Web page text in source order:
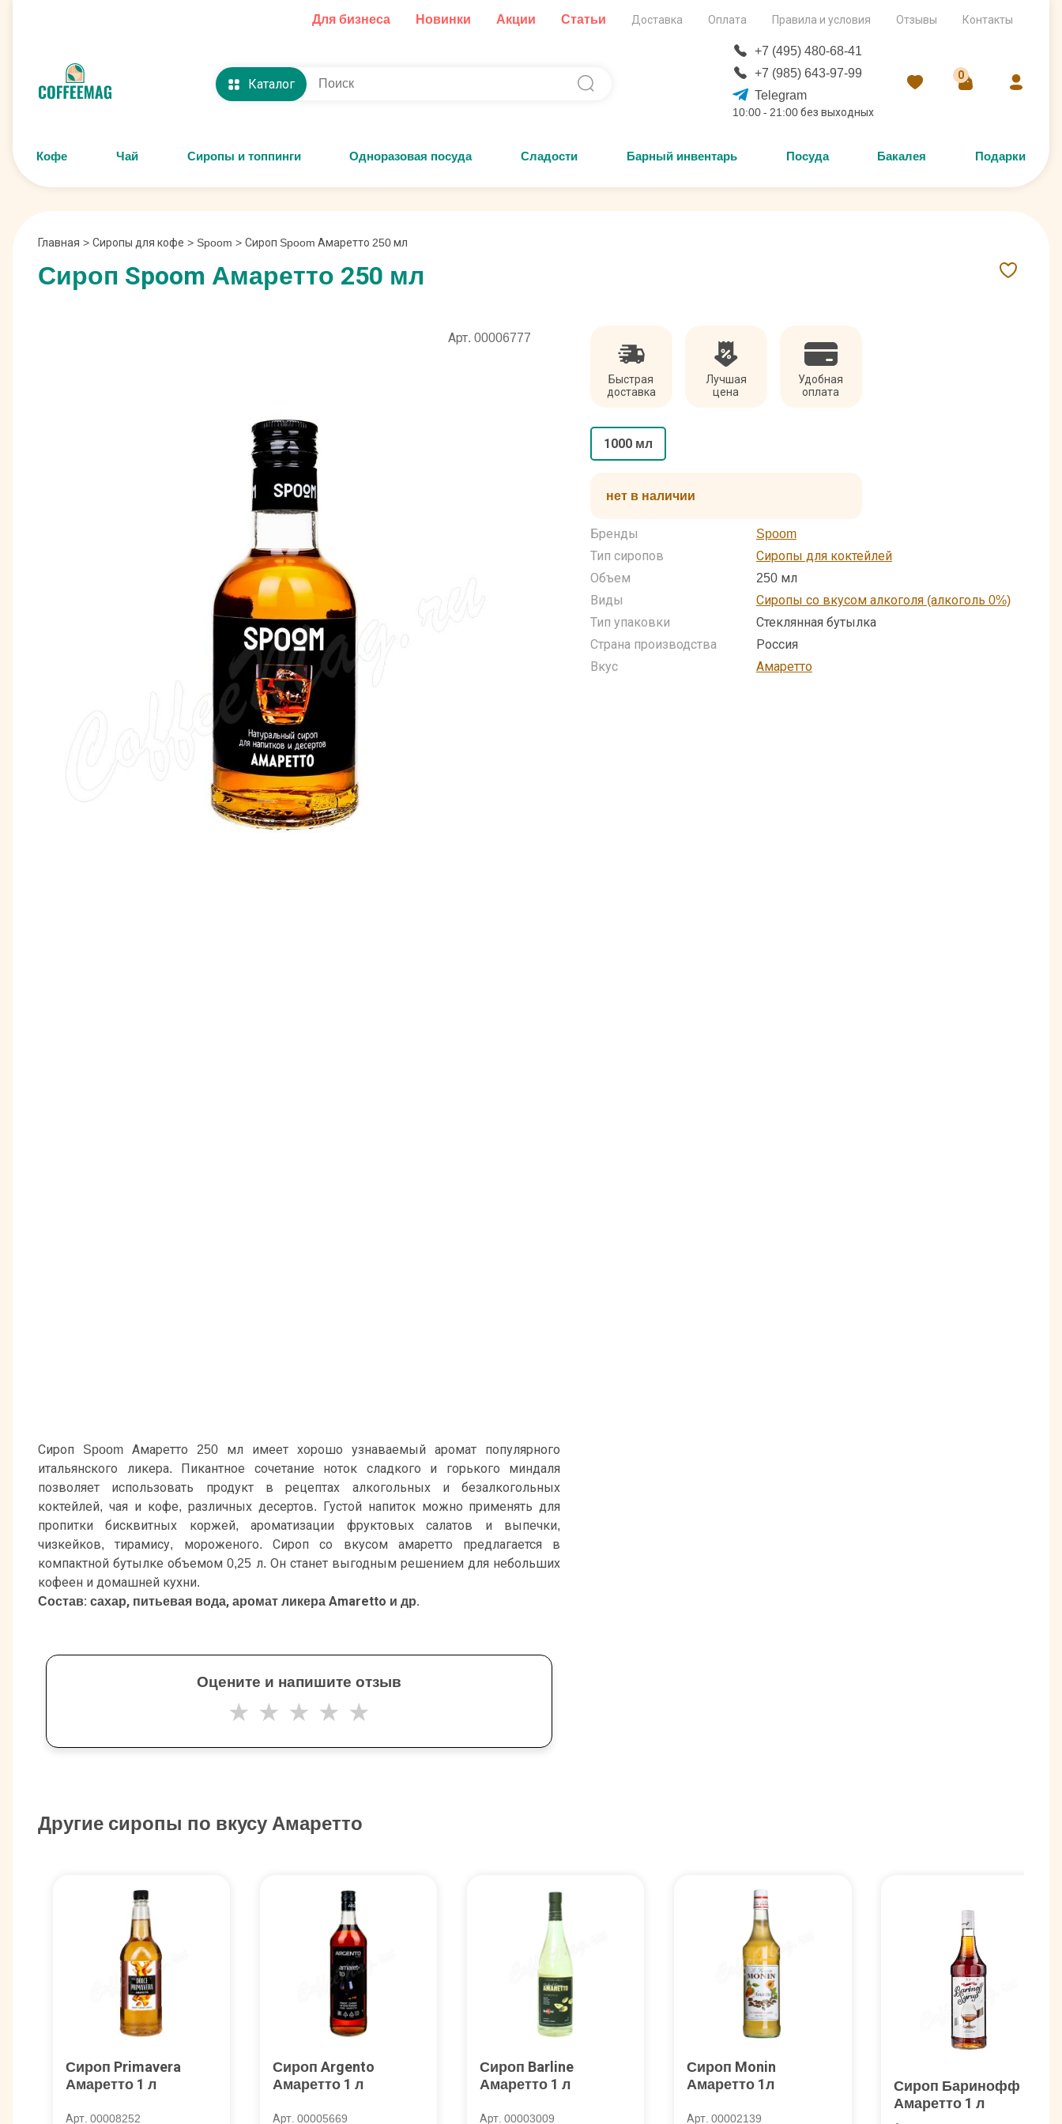
Для бизнеса Новинки Акции Статьи Доставка Оплата Правила и условия Отзывы Контакты
Каталог
+7 (495) 480-68-41
+7 (985) 643-97-99
Telegram
10:00 - 21:00 без выходных
0
Кофе Чай Сиропы и топпинги Одноразовая посуда Сладости Барный инвентарь Посуда Бакалея Подарки
Главная > Сиропы для кофе > Spoom > Сироп Spoom Амаретто 250 мл
Сироп Spoom Амаретто 250 мл
Арт. 00006777
Быстрая
доставка
Лучшая
цена
Удобная
оплата
1000 мл
нет в наличии
Бренды
Spoom
Тип сиропов
Сиропы для коктейлей
Объем
250 мл
Виды
Сиропы со вкусом алкоголя (алкоголь 0%)
Тип упаковки
Стеклянная бутылка
Страна производства
Россия
Вкус
Амаретто
Сироп Spoom Амаретто 250 мл имеет хорошо узнаваемый аромат популярного
итальянского ликера. Пикантное сочетание ноток сладкого и горького миндаля
позволяет использовать продукт в рецептах алкогольных и безалкогольных
коктейлей, чая и кофе, различных десертов. Густой напиток можно применять для
пропитки бисквитных коржей, ароматизации фруктовых салатов и выпечки,
чизкейков, тирамису, мороженого. Сироп со вкусом амаретто предлагается в
компактной бутылке объемом 0,25 л. Он станет выгодным решением для небольших
кофеен и домашней кухни.
Состав: сахар, питьевая вода, аромат ликера Amaretto и др.
Оцените и напишите отзыв
★ ★ ★ ★ ★
Другие сиропы по вкусу Амаретто
Сироп Primavera
Амаретто 1 л
Арт. 00008252
Сироп Argento
Амаретто 1 л
Арт. 00005669
Сироп Barline
Амаретто 1 л
Арт. 00003009
Сироп Monin
Амаретто 1л
Арт. 00002139
Сироп Баринофф
Амаретто 1 л